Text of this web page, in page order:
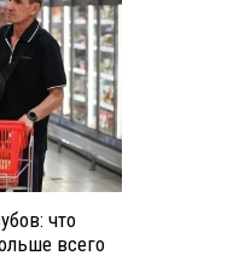
что
всего